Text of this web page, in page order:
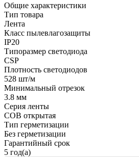
Общие характеристики
Тип товара
Лента
Класс пылевлагозащиты
IP20
Типоразмер светодиода
CSP
Плотность светодиодов
528 шт/м
Минимальный отрезок
3.8 мм
Серия ленты
COB открытая
Тип герметизации
Без герметизации
Гарантийный срок
5 год(а)